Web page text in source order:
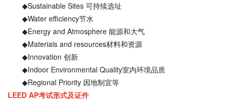
◆Sustainable Sites 可持续选址
◆Water efficiency节水
◆Energy and Atmosphere 能源和大气
◆Materials and resources材料和资源
◆Innovation 创新
◆Indoor Environmental Quality室内环境品质
◆Regional Priority 因地制宜等
LEED AP考试形式及证件